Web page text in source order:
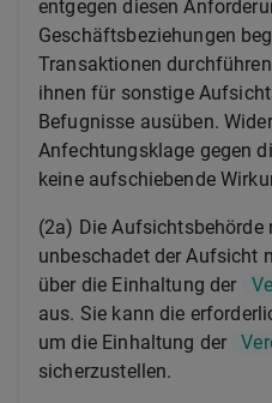
entgegen diesen
Geschäftsbeziehungen
Transaktionen
ihnen für sonstige
Befugnisse ausüben.
Anfechtungsklage gegen
keine aufschiebende
(2a) Die Aufsichtsbehörde
unbeschadet der Aufsicht
über die Einhaltung der
aus. Sie kann die
um die Einhaltung der
sicherzustellen.